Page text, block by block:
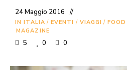
24 Maggio 2016
IN ITALIA / EVENTI / VIAGGI / FOOD
MAGAZINE
5 0 0